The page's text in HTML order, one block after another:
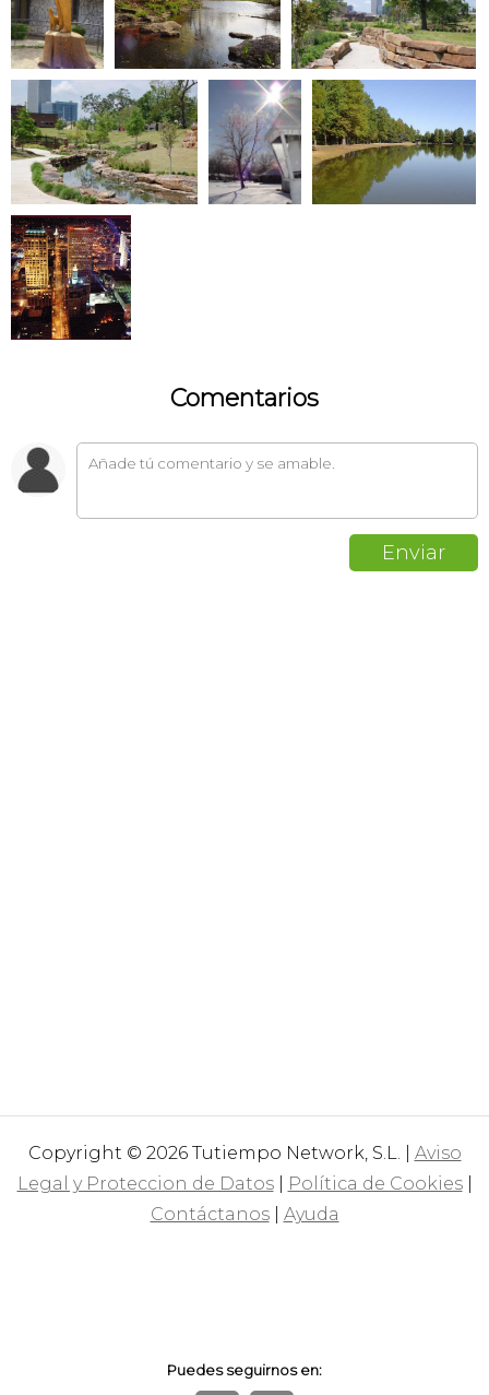
Comentarios
Copyright © 2026 Tutiempo Network, S.L. | Aviso
Legal y Proteccion de Datos| Política de Cookies|
Contáctanos| Ayuda
Puedes seguirnos en: